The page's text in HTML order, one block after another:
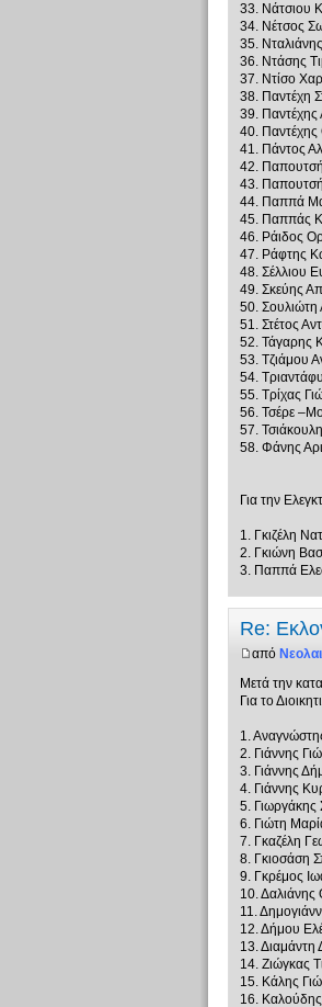
33. Νάτσιου
34. Νέτσος
35.
36. Ντάσης
37. Ντίσο
38. Παντέχη
39. Παντέχης
40.
41. Πάντος
42.
43.
44. Παππά
45. Παππάς
46. Ράιδος
47. Ράφτης
48. Σέλλιου
49. Σκεύης
50. Σουλιώτη
51. Στέτος
52. Τάγαρης
53. Τζιάμου
54.
55. Τρίχας
56. Τσέρε
57.
58. Φάνης
Για την
1. Γκιζέλη
2. Γκιώνη
3. Παππά
Re:
από
Μετά την
Για το
1.
2. Γιάννης
3. Γιάννης
4. Γιάννης
5.
6. Γιώτη
7. Γκαζέλη
8. Γκιοσάση
9. Γκρέμος
10.
11.
12. Δήμου
13. Διαμάντη
14. Ζιώγκας
15. Κάλης
16.